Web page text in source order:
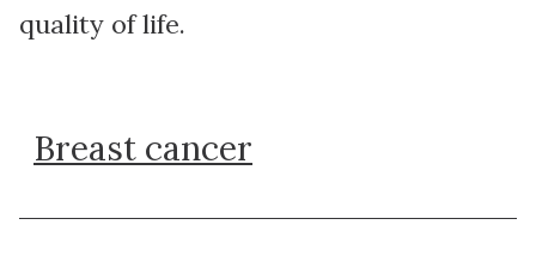
quality of life.
Breast cancer